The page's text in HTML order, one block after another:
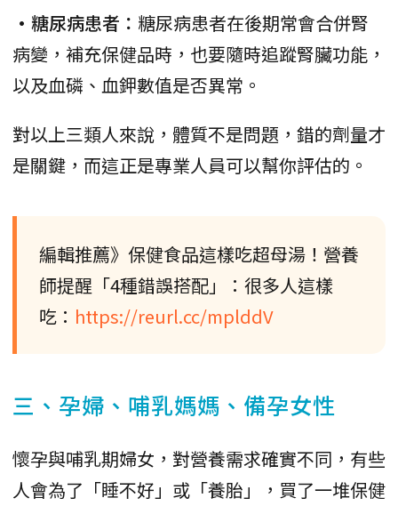
•糖尿病患者： 糖尿病患者在後期常會合併腎
病變，補充保健品時，也要隨時追蹤腎臟功能，
以及血磷、血鉀數值是否異常。
對以上三類人來說，體質不是問題，錯的劑量才
是關鍵，而這正是專業人員可以幫你評估的。
編輯推薦》保健食品這樣吃超母湯！營養
師提醒「4種錯誤搭配」：很多人這樣
吃： https://reurl.cc/mplddV
三、孕婦、哺乳媽媽、備孕女性
懷孕與哺乳期婦女，對營養需求確實不同，有些
人會為了「睡不好」或「養胎」，買了一堆保健